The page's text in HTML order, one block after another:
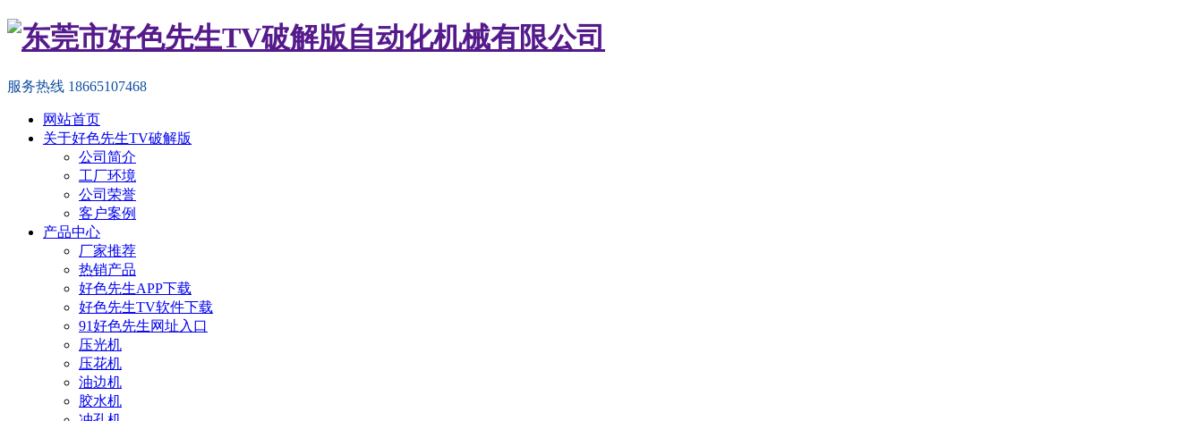
服务热线 18665107468
网站首页
关于好色先生TV破解版
公司简介
工厂环境
公司荣誉
客户案例
产品中心
厂家推荐
热销产品
好色先生APP下载
好色先生TV软件下载
91好色先生网址入口
压光机
压花机
油边机
胶水机